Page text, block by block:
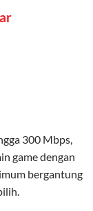
IndiHome
mencakup TV
dalam
300 Mbps,
game dengan
bergantung